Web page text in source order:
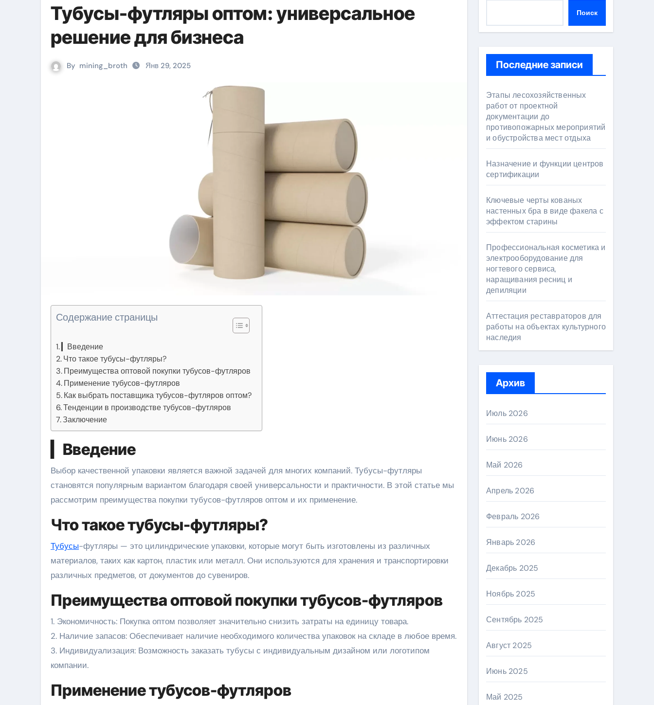
Тубусы-футляры оптом: универсальное
решение для бизнеса
By mining_broth Янв 29, 2025
Содержание страницы
▎Введение
Что такое тубусы-футляры?
Преимущества оптовой покупки тубусов-футляров
Применение тубусов-футляров
Как выбрать поставщика тубусов-футляров оптом?
Тенденции в производстве тубусов-футляров
Заключение
▎Введение
Выбор качественной упаковки является важной задачей для многих компаний. Тубусы-футляры
становятся популярным вариантом благодаря своей универсальности и практичности. В этой статье мы
рассмотрим преимущества покупки тубусов-футляров оптом и их применение.
Что такое тубусы-футляры?
Тубусы-футляры — это цилиндрические упаковки, которые могут быть изготовлены из различных
материалов, таких как картон, пластик или металл. Они используются для хранения и транспортировки
различных предметов, от документов до сувениров.
Преимущества оптовой покупки тубусов-футляров
1. Экономичность: Покупка оптом позволяет значительно снизить затраты на единицу товара.
2. Наличие запасов: Обеспечивает наличие необходимого количества упаковок на складе в любое время.
3. Индивидуализация: Возможность заказать тубусы с индивидуальным дизайном или логотипом
компании.
Применение тубусов-футляров
Поиск
Последние записи
Этапы лесохозяйственных
работ от проектной
документации до
противопожарных мероприятий
и обустройства мест отдыха
Назначение и функции центров
сертификации
Ключевые черты кованых
настенных бра в виде факела с
эффектом старины
Профессиональная косметика и
электрооборудование для
ногтевого сервиса,
наращивания ресниц и
депиляции
Аттестация реставраторов для
работы на объектах культурного
наследия
Архив
Июль 2026
Июнь 2026
Май 2026
Апрель 2026
Февраль 2026
Январь 2026
Декабрь 2025
Ноябрь 2025
Сентябрь 2025
Август 2025
Июнь 2025
Май 2025